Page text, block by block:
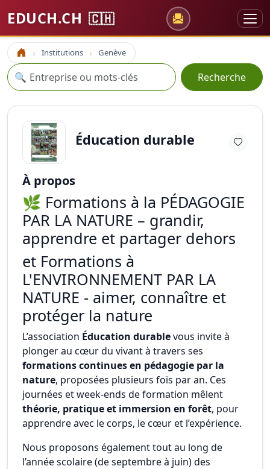
EDUCH.CH 🇨🇭
Accueil Institutions Genève
Recherche
🔍 Recherche
Éducation durable
À propos
🌿 Formations à la PÉDAGOGIE
PAR LA NATURE – grandir,
apprendre et partager dehors
et Formations à
L'ENVIRONNEMENT PAR LA
NATURE - aimer, connaître et
protéger la nature
L’association Éducation durablevous invite à
plonger au cœur du vivant à travers ses
formations continues en pédagogie par la
nature, proposées plusieurs fois par an. Ces
journées et week-ends de formation mêlent
théorie, pratique et immersion en forêt, pour
apprendre avec le corps, le cœur et l’expérience.
Nous proposons également tout au long de
l’année scolaire (de septembre à juin) des